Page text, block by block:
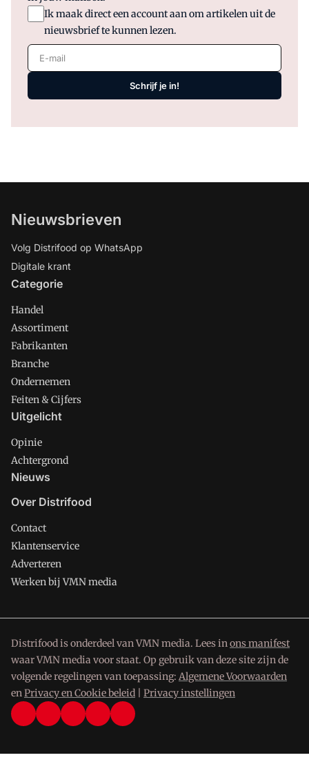
Ik maak direct een account aan om artikelen uit de
nieuwsbrief te kunnen lezen.
E-mail
Schrijf je in!
Nieuwsbrieven
Volg Distrifood op WhatsApp
Digitale krant
Categorie
Handel
Assortiment
Fabrikanten
Branche
Ondernemen
Feiten & Cijfers
Uitgelicht
Opinie
Achtergrond
Nieuws
Over Distrifood
Contact
Klantenservice
Adverteren
Werken bij VMN media
Distrifood is onderdeel van VMN media. Lees inons manifest
waar VMN media voor staat. Op gebruik van deze site zijn de
volgende regelingen van toepassing: Algemene Voorwaarden
enPrivacy en Cookie beleid Privacy instellingen